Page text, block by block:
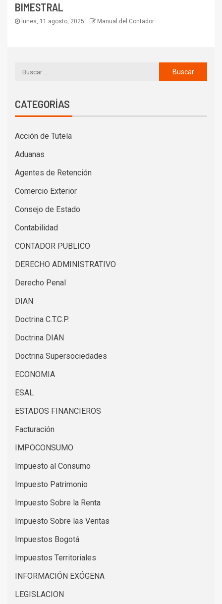
BIMESTRAL
lunes, 11 agosto, 2025 Manual del Contador
CATEGORÍAS
Acción de Tutela
Aduanas
Agentes de Retención
Comercio Exterior
Consejo de Estado
Contabilidad
CONTADOR PUBLICO
DERECHO ADMINISTRATIVO
Derecho Penal
DIAN
Doctrina C.T.C.P.
Doctrina DIAN
Doctrina Supersociedades
ECONOMIA
ESAL
ESTADOS FINANCIEROS
Facturación
IMPOCONSUMO
Impuesto al Consumo
Impuesto Patrimonio
Impuesto Sobre la Renta
Impuesto Sobre las Ventas
Impuestos Bogotá
Impuestos Territoriales
INFORMACIÓN EXÓGENA
LEGISLACION